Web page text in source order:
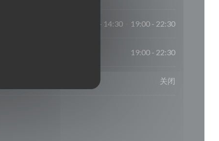
11:45 - 14:30 19:00 - 22:30
19:00 - 22:30
关闭